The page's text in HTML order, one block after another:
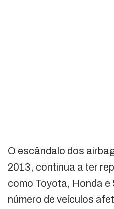
O escândalo dos
2013, continua a ter
como Toyota, Honda e
número de veículos